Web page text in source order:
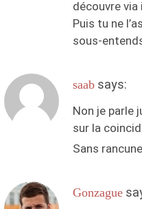
découvre
Puis tu ne
sous-
saab says:
Non je parle
sur la
Sans
Gonzague